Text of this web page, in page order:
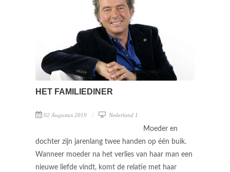
HET FAMILIEDINER
02 Augustus 2019 Nederland 1
Moeder en
dochter zijn jarenlang twee handen op één buik.
Wanneer moeder na het verlies van haar man een
nieuwe liefde vindt, komt de relatie met haar